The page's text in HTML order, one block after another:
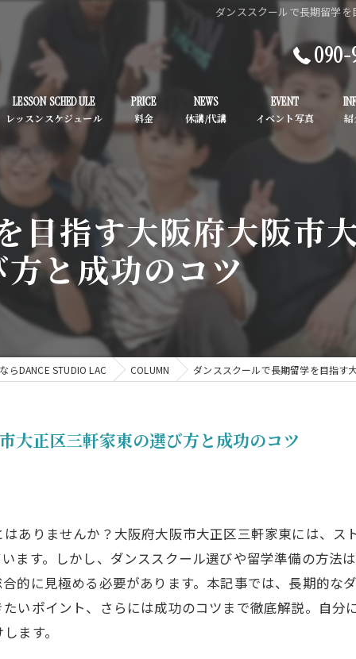
ダンススクールで長期留学
090-
LESSON SCHEDULE PRICE NEWS EVENT
子
初
目指す大阪府大阪市
方と成功のコツ
らDANCE STUDIO LAC COLUMN ダンススクールで長期留学を目指す
大正区三軒家東の選び方と成功のコツ
ありませんか？大阪府大阪市大正区三軒家東には、ス
ます。しかし、ダンススクール選びや留学準備の方法
的に見極める必要があります。本記事では、長期的な
いポイント、さらには成功のコツまで徹底解説。自分
ます。